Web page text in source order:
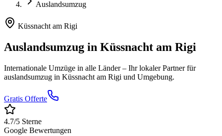
Auslandsumzug
Küssnacht am Rigi
Auslandsumzug in Küssnacht am Rigi
Internationale Umzüge in alle Länder– Ihr lokaler Partner für
auslandsumzug in Küssnacht am Rigi und Umgebung.
Gratis Offerte
4.7/5 Sterne
Google Bewertungen